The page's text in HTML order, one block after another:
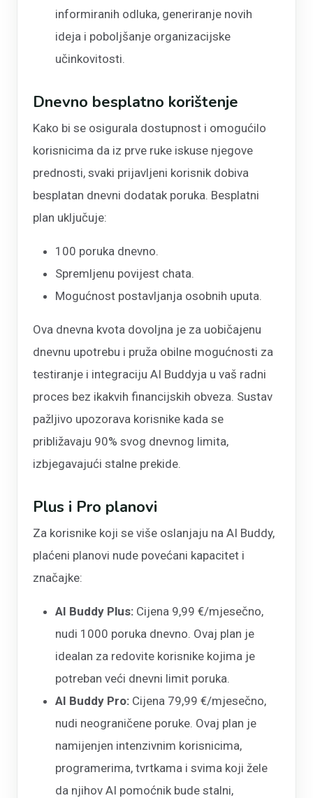
informiranih odluka, generiranje novih
ideja i poboljšanje organizacijske
učinkovitosti.
Dnevno besplatno korištenje
Kako bi se osigurala dostupnost i omogućilo
korisnicima da iz prve ruke iskuse njegove
prednosti, svaki prijavljeni korisnik dobiva
besplatan dnevni dodatak poruka. Besplatni
plan uključuje:
100 poruka dnevno.
Spremljenu povijest chata.
Mogućnost postavljanja osobnih uputa.
Ova dnevna kvota dovoljna je za uobičajenu
dnevnu upotrebu i pruža obilne mogućnosti za
testiranje i integraciju AI Buddyja u vaš radni
proces bez ikakvih financijskih obveza. Sustav
pažljivo upozorava korisnike kada se
približavaju 90% svog dnevnog limita,
izbjegavajući stalne prekide.
Plus i Pro planovi
Za korisnike koji se više oslanjaju na AI Buddy,
plaćeni planovi nude povećani kapacitet i
značajke:
AI Buddy Plus: Cijena 9,99 €/mjesečno,
nudi 1000 poruka dnevno. Ovaj plan je
idealan za redovite korisnike kojima je
potreban veći dnevni limit poruka.
AI Buddy Pro: Cijena 79,99 €/mjesečno,
nudi neograničene poruke. Ovaj plan je
namijenjen intenzivnim korisnicima,
programerima, tvrtkama i svima koji žele
da njihov AI pomoćnik bude stalni,